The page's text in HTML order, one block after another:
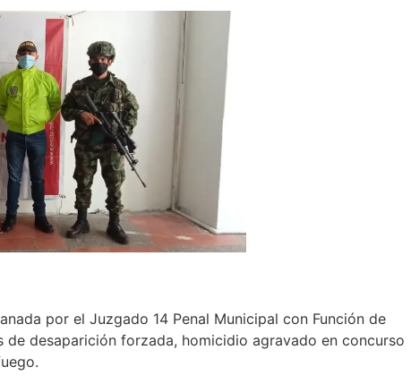
por el Juzgado 14 Penal Municipal con Función de
desaparición forzada, homicidio agravado en concurso